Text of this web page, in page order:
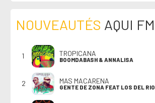
NOUVEAUTÉS AQUI FM
1 TROPICANA
BOOMDABASH & ANNALISA
2 MAS MACARENA
GENTE DE ZONA FEAT LOS DEL RIO